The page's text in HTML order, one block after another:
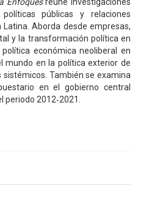
públicas y relaciones
Aborda desde empresas,
y la transformación política en
económica neoliberal en
mundo en la política exterior de
También se examina
en el gobierno central
2012‑2021.